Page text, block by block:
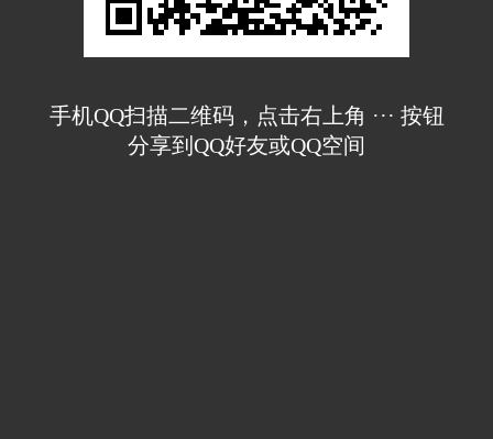
手机QQ扫描二维码，点击右上角 ··· 按钮
分享到QQ好友或QQ空间